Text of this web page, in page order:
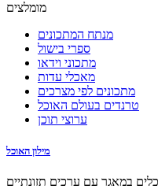
מומלצים
מנתח המתכונים
ספרי בישול
מתכוני וידאו
מאכלי עדות
מתכונים לפי מצרכים
טרנדים בעולם האוכל
ערוצי תוכן
מילון האוכל